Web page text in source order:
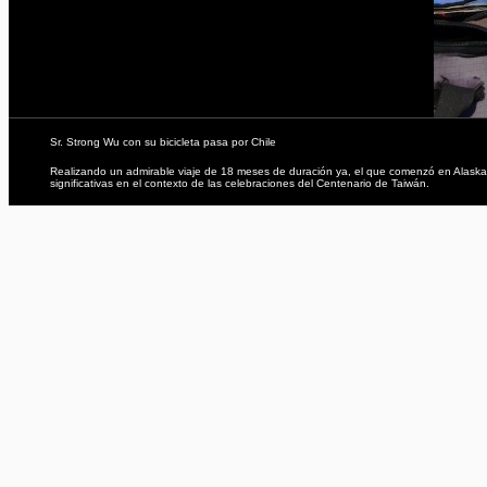
Sr. Strong Wu con su bicicleta pasa por Chile
Realizando un admirable viaje de 18 meses de duración ya, el que comenzó en
significativas en el contexto de las celebraciones del Centenario de Taiwán.